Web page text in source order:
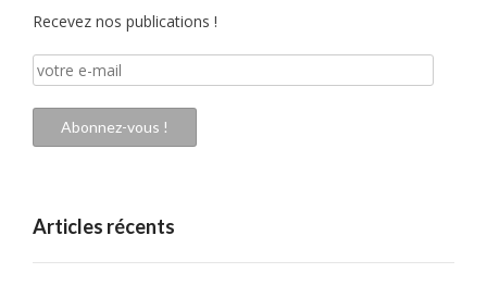
Recevez nos publications !
votre
e-
mail
Abonnez-vous !
Articles récents